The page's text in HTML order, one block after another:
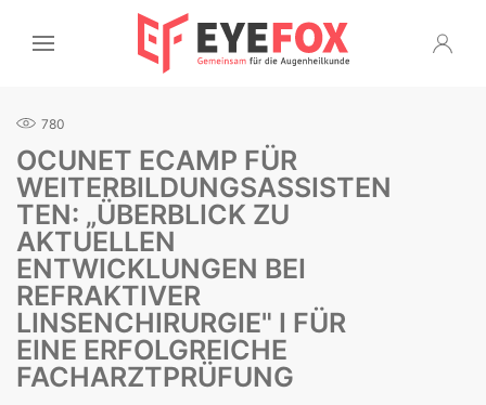
780
OCUNET ECAMP FÜR
WEITERBILDUNGSASSISTEN
TEN: „ÜBERBLICK ZU
AKTUELLEN
ENTWICKLUNGEN BEI
REFRAKTIVER
LINSENCHIRURGIE" I FÜR
EINE ERFOLGREICHE
FACHARZTPRÜFUNG